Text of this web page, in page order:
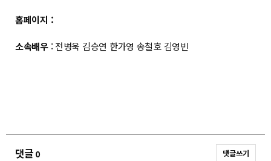
홈페이지 :
소속배우: 전병욱 김승연 한가영 송철호 김영빈
댓글0 댓글쓰기